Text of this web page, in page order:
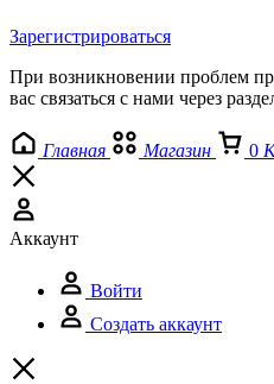
Зарегистрироваться
При возникновении проблем
вас связаться с нами через
Главная Магазин 0
Аккаунт
Войти
Создать аккаунт